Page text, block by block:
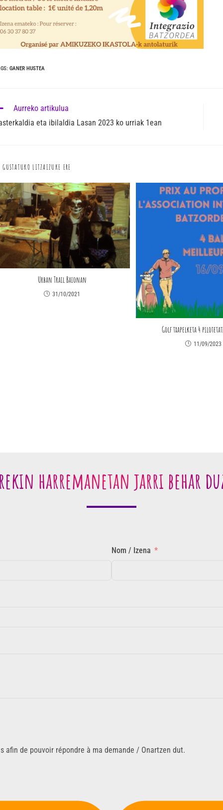
: GANER HUSTEA
Aurreko artikulua
eta ibilaldia Lasan 2023 ko urriak 1ean
GUSTATUKO LITZAIZUKE ERE
Urban Trail Baionan
31/10/2021
Golf txapelketa 4
11/09/2023
harremanetan jarri behar
Nom / Izena
de pouvoir répondre à ma demande / Onartzen dut.